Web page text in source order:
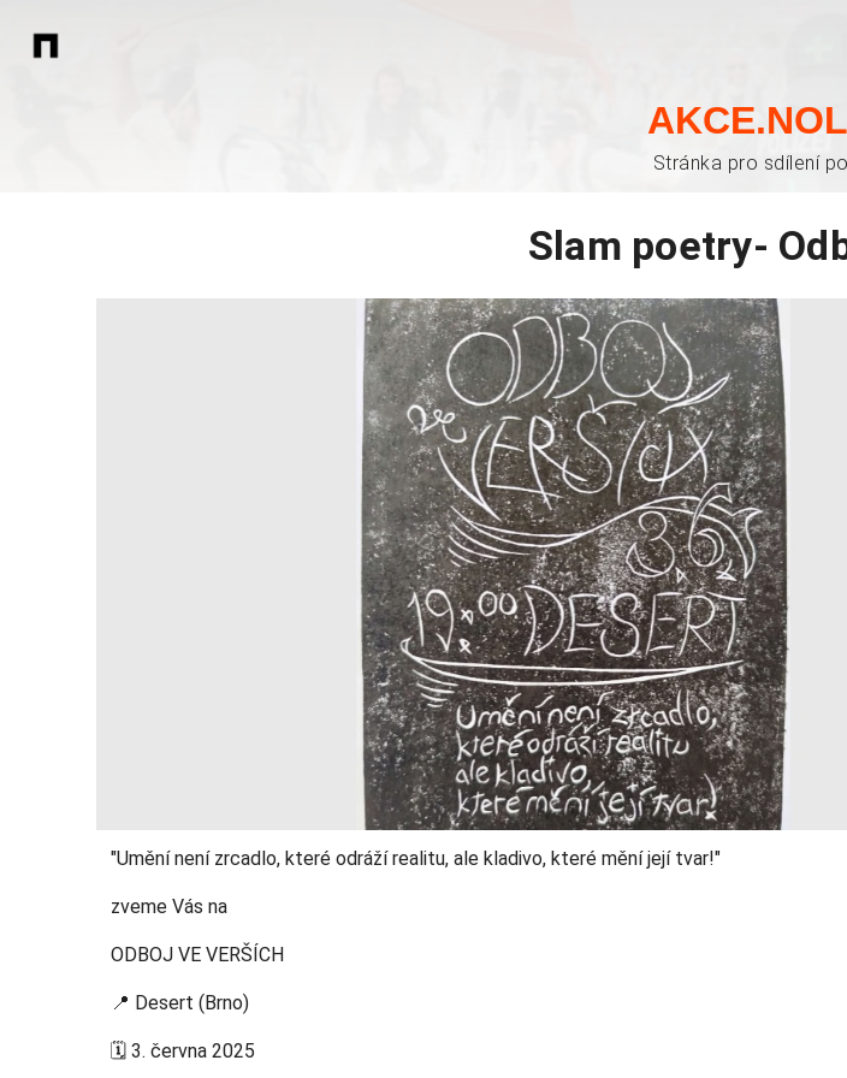
Stránka pro sdílení
Slam poetry-
"Umění není zrcadlo, které odráží realitu, ale kladivo, které mění její tvar!"
zveme Vás na
ODBOJ VE VERŠÍCH
📍 Desert (Brno)
🗓 3. června 2025